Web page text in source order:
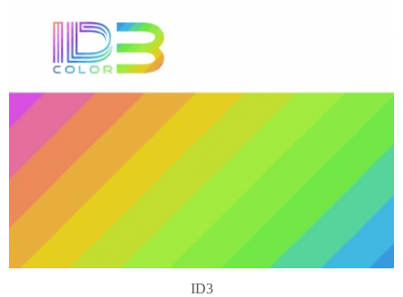
ID3